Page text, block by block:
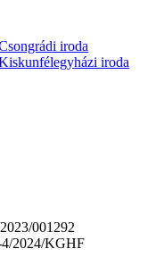
iroda
iroda
001292
2024/KGHF